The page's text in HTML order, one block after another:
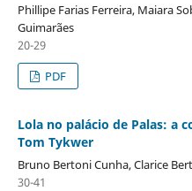
Phillipe Farias Ferreira, Maiara
Guimarães
20-29
PDF
Lola no palácio de Palas: a
Tom Tykwer
Bruno Bertoni Cunha, Clarice
30-41